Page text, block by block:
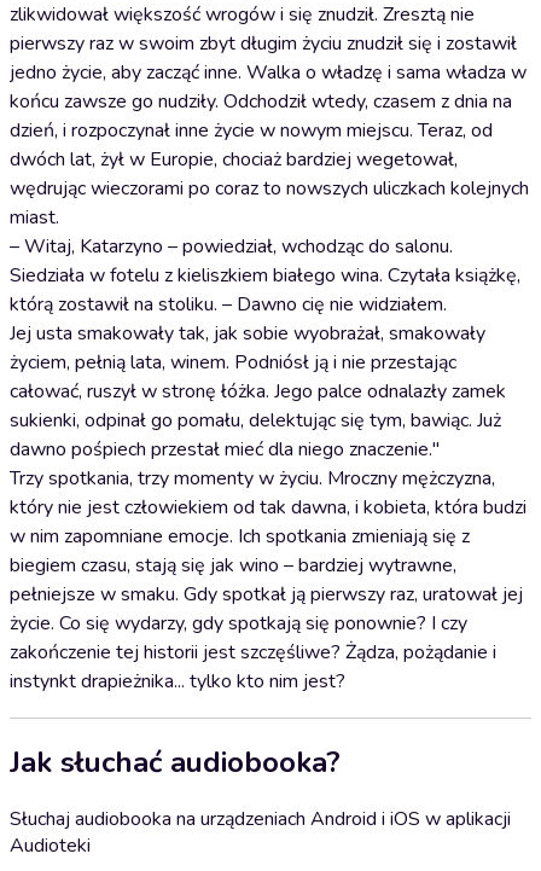
zlikwidował większość wrogów i się znudził. Zresztą nie
pierwszy raz w swoim zbyt długim życiu znudził się i zostawił
jedno życie, aby zacząć inne. Walka o władzę i sama władza w
końcu zawsze go nudziły. Odchodził wtedy, czasem z dnia na
dzień, i rozpoczynał inne życie w nowym miejscu. Teraz, od
dwóch lat, żył w Europie, chociaż bardziej wegetował,
wędrując wieczorami po coraz to nowszych uliczkach kolejnych
miast.
– Witaj, Katarzyno – powiedział, wchodząc do salonu.
Siedziała w fotelu z kieliszkiem białego wina. Czytała książkę,
którą zostawił na stoliku. – Dawno cię nie widziałem.
Jej usta smakowały tak, jak sobie wyobrażał, smakowały
życiem, pełnią lata, winem. Podniósł ją i nie przestając
całować, ruszył w stronę łóżka. Jego palce odnalazły zamek
sukienki, odpinał go pomału, delektując się tym, bawiąc. Już
dawno pośpiech przestał mieć dla niego znaczenie."
Trzy spotkania, trzy momenty w życiu. Mroczny mężczyzna,
który nie jest człowiekiem od tak dawna, i kobieta, która budzi
w nim zapomniane emocje. Ich spotkania zmieniają się z
biegiem czasu, stają się jak wino – bardziej wytrawne,
pełniejsze w smaku. Gdy spotkał ją pierwszy raz, uratował jej
życie. Co się wydarzy, gdy spotkają się ponownie? I czy
zakończenie tej historii jest szczęśliwe? Żądza, pożądanie i
instynkt drapieżnika... tylko kto nim jest?
Jak słuchać audiobooka?
Słuchaj audiobooka na urządzeniach Android i iOS w aplikacji
Audioteki